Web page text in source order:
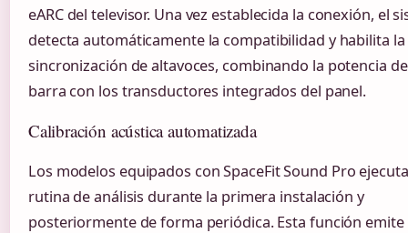
eARC del televisor. Una vez establecida la conexión, el
detecta automáticamente la compatibilidad y habilita la
sincronización de altavoces, combinando la potencia
barra con los transductores integrados del panel.
Calibración acústica automatizada
Los modelos equipados con SpaceFit Sound Pro
rutina de análisis durante la primera instalación y
posteriormente de forma periódica. Esta función